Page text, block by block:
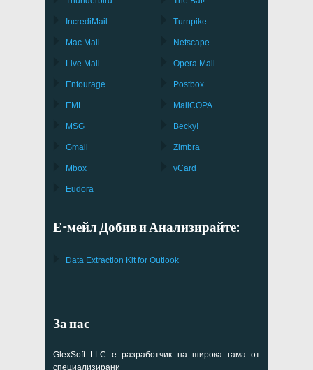
IncrediMail
Mac Mail
Live Mail
Entourage
EML
MSG
Gmail
Mbox
Eudora
Turnpike
Netscape
Opera Mail
Postbox
MailCOPA
Becky!
Zimbra
vCard
Е-мейл Добив и Анализирайте:
Data Extraction Kit for Outlook
За нас
GlexSoft LLC е разработчик на широка гама от
специализирани